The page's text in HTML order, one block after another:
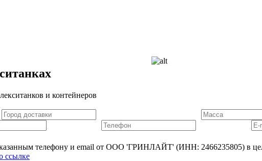
и контейнеров
телефону и email от ООО 'ГРИНЛАЙТ' (ИНН: 2466235805) в
ссылке